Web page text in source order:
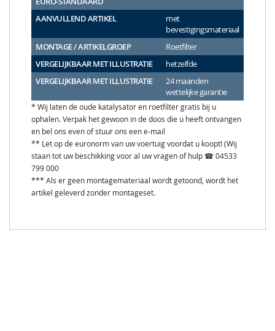
AANVULLEND ARTIKEL
met
bevestigingsmateriaal
MONTAGE / ARTIKELGROEP
Roetfilter
VERGELIJKBAAR MET ILLUSTRATIE
hetzelfde
VERGELIJKBAAR MET ILLUSTRATIE
24 maanden
wettelijke garantie
* Wij laten de oude katalysator en roetfilter gratis bij u
ophalen. Verpak het gewoon in de doos die u heeft ontvangen
en bel ons even of stuur ons een e-mail
** Let op de euronorm van uw voertuig voordat u koopt! (Wij
staan tot uw beschikking voor al uw vragen of hulp ☎ 04533
799 000
*** Als er geen montagemateriaal wordt getoond, wordt het
artikel geleverd zonder montageset.